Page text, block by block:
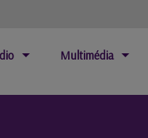
Multimédia